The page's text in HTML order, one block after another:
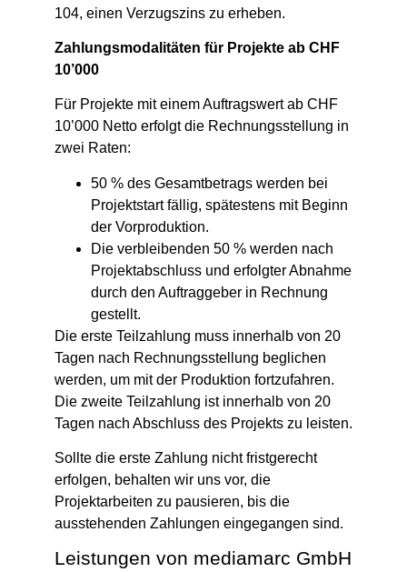
104, einen Verzugszins zu erheben.
Zahlungsmodalitäten für Projekte ab CHF
10’000
Für Projekte mit einem Auftragswert ab CHF
10’000 Netto erfolgt die Rechnungsstellung in
zwei Raten:
50 % des Gesamtbetrags werden bei
Projektstart fällig, spätestens mit Beginn
der Vorproduktion.
Die verbleibenden 50 % werden nach
Projektabschluss und erfolgter Abnahme
durch den Auftraggeber in Rechnung
gestellt.
Die erste Teilzahlung muss innerhalb von 20
Tagen nach Rechnungsstellung beglichen
werden, um mit der Produktion fortzufahren.
Die zweite Teilzahlung ist innerhalb von 20
Tagen nach Abschluss des Projekts zu leisten.
Sollte die erste Zahlung nicht fristgerecht
erfolgen, behalten wir uns vor, die
Projektarbeiten zu pausieren, bis die
ausstehenden Zahlungen eingegangen sind.
Leistungen von mediamarc GmbH